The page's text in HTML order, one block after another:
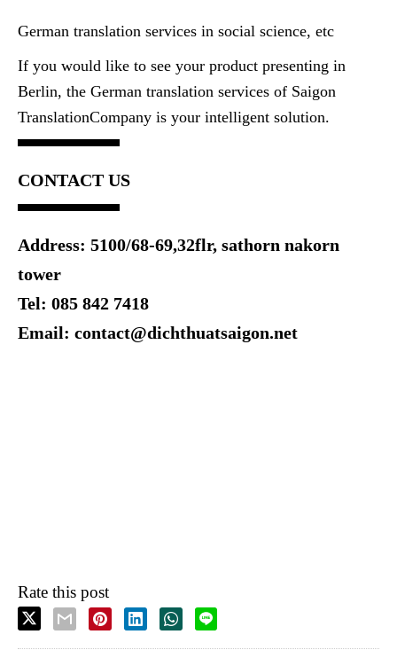
German translation services in social science, etc
If you would like to see your product presenting in
Berlin, the German translation services of Saigon
TranslationCompany is your intelligent solution.
CONTACT US
Address: 5100/68-69,32flr, sathorn nakorn
tower
Tel: 085 842 7418
Email: contact@dichthuatsaigon.net
Rate this post